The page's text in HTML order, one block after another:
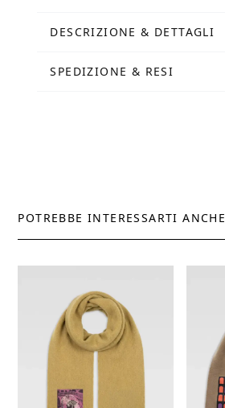
DESCRIZIONE & DETTAGLI
SPEDIZIONE & RESI
POTREBBE INTERESSARTI ANCHE